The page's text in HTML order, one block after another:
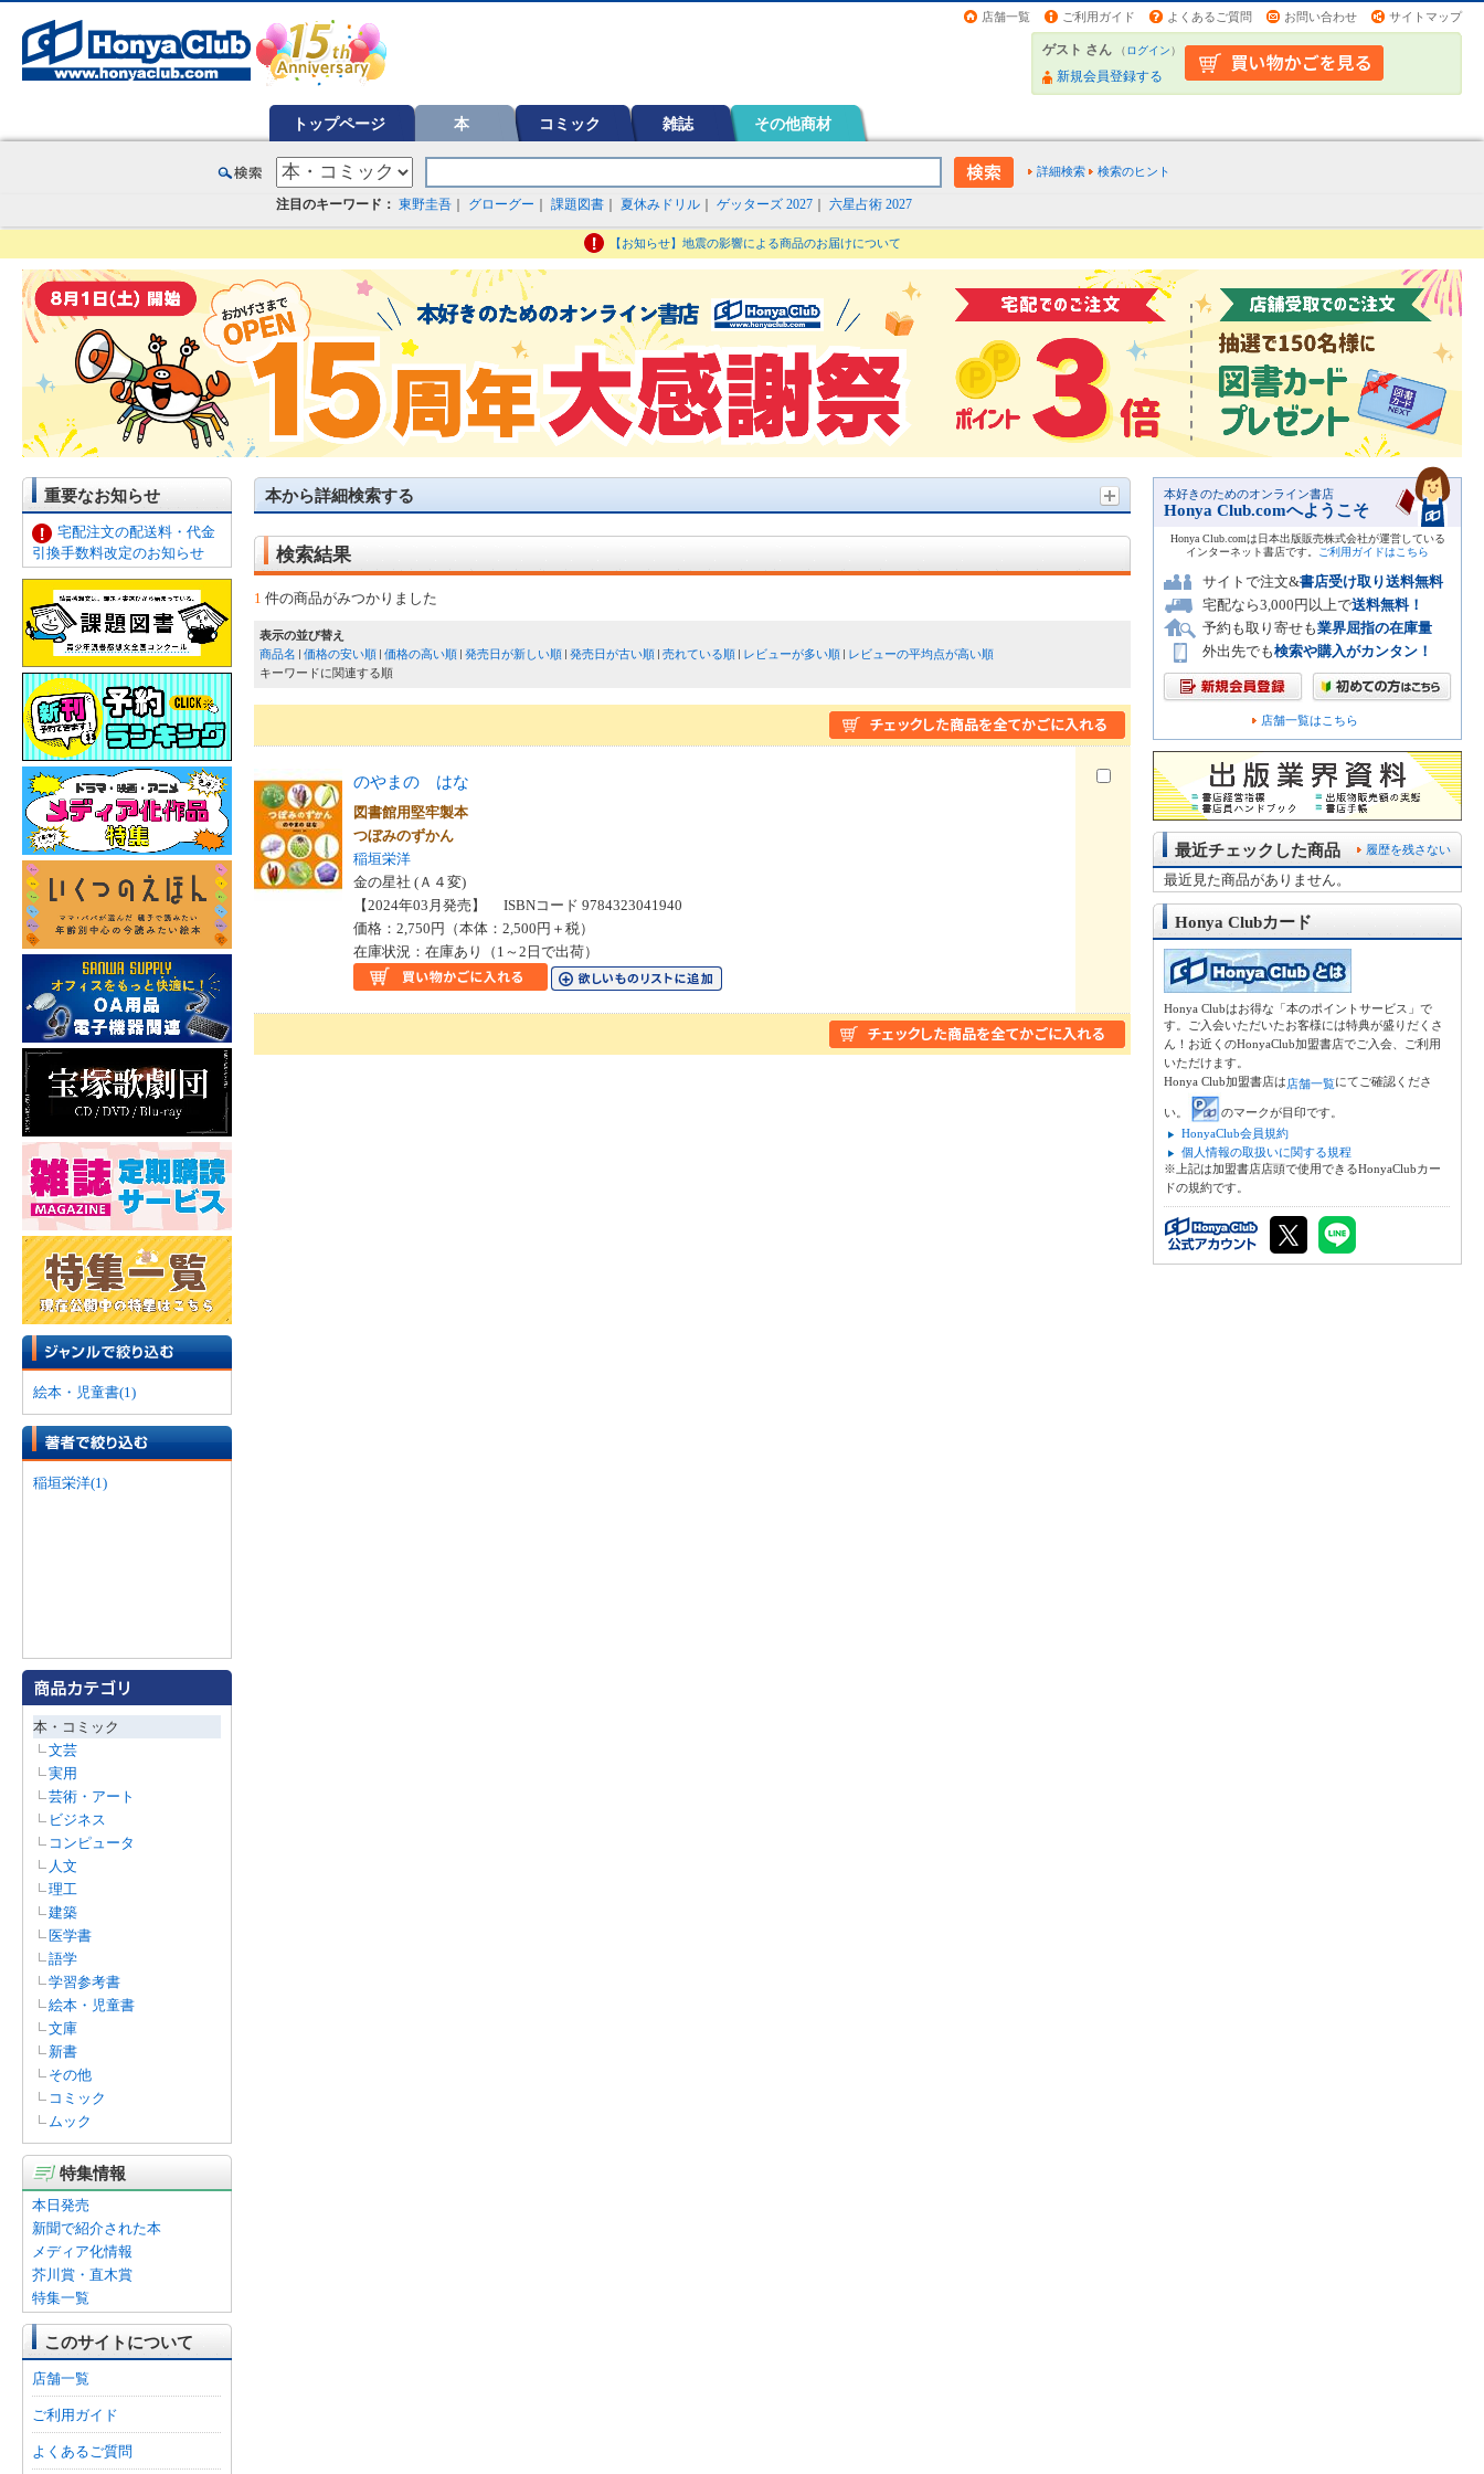
店舗一覧 ご利用ガイド よくあるご質問 お問い合わせ サイトマップ
ゲスト さん （ログイン）
新規会員登録する
トップページ 本 コミック 雑誌 その他商材
詳細検索 検索のヒント
注目のキーワード： 東野圭吾 グローグー 課題図書 夏休みドリル ゲッターズ 2027 六星占術 2027
【お知らせ】地震の影響による商品のお届けについて
重要なお知らせ
宅配注文の配送料・代金
引換手数料改定のお知らせ
絵本・児童書(1)
稲垣栄洋(1)
本・コミック
文芸
実用
芸術・アート
ビジネス
コンピュータ
人文
理工
建築
医学書
語学
学習参考書
絵本・児童書
文庫
新書
その他
コミック
ムック
特集情報
本日発売
新聞で紹介された本
メディア化情報
芥川賞・直木賞
特集一覧
このサイトについて
店舗一覧
ご利用ガイド
よくあるご質問
本から詳細検索する
検索結果
1 件の商品がみつかりました
表示の並び替え
商品名
価格の安い順 価格の高い順 発売日が新しい順 発売日が古い順 売れている順 レビューが多い順
レビューの平均点が高い順
キーワードに関連する順
のやまの はな
図書館用堅牢製本
つぼみのずかん
稲垣栄洋
金の星社 (Ａ４変)
【2024年03月発売】 ISBNコード 9784323041940
価格：2,750円（本体：2,500円＋税）
在庫状況：在庫あり（1～2日で出荷）
本好きのためのオンライン書店
Honya Club.comへようこそ
Honya Club.comは日本出版販売株式会社が運営している
インターネット書店です。
ご利用ガイドはこちら
サイトで注文&書店受け取り送料無料
宅配なら3,000円以上で送料無料！
予約も取り寄せも業界屈指の在庫量
外出先でも検索や購入がカンタン！
店舗一覧はこちら
履歴を残さない
最近チェックした商品
最近見た商品がありません。
Honya Clubカード
Honya Clubはお得な「本のポイントサービス」で
す。ご入会いただいたお客様には特典が盛りだくさ
ん！お近くのHonyaClub加盟書店でご入会、ご利用
いただけます。
Honya Club加盟書店は店舗一覧にてご確認くださ
い。
のマークが目印です。
HonyaClub会員規約
個人情報の取扱いに関する規程
※上記は加盟書店店頭で使用できるHonyaClubカー
ドの規約です。